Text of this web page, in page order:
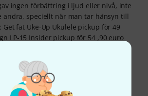
ingen förbättring i ljud eller nivå, inte
andra, speciellt när man tar hänsyn till
fat Uke-Up Ukulele pickup för 49
LP-15 Insider pickup för 54 ,90 euro
62 euro K&K Aloha Twin för 89 euro
109 euro Se detaljerade recensioner
Up Ukulele Pickup är kärleksfullt
svart skjutbar kartong. Man skulle
en värdefull klocka där inne.